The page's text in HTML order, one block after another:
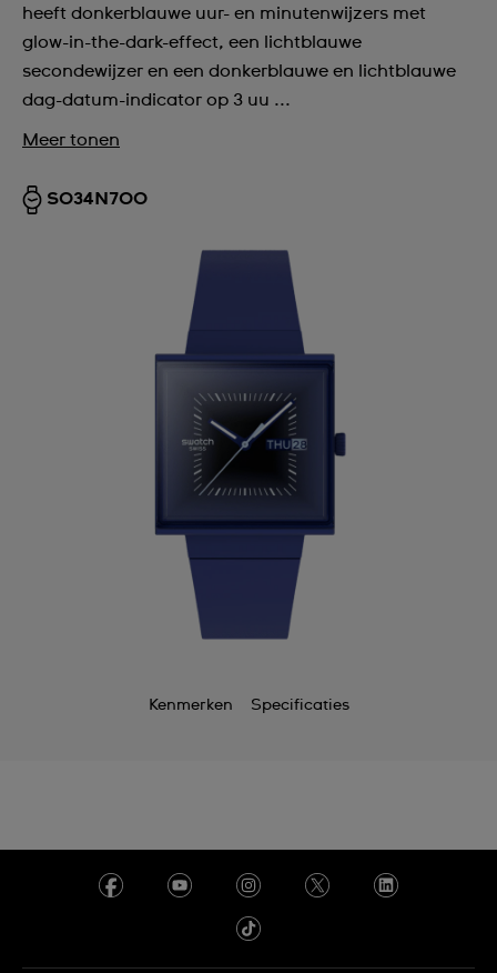
heeft donkerblauwe uur- en minutenwijzers met
glow-in-the-dark-effect, een lichtblauwe
secondewijzer en een donkerblauwe en lichtblauwe
dag-datum-indicator op 3 uu ...
Meer tonen
SO34N700
Kenmerken Specificaties